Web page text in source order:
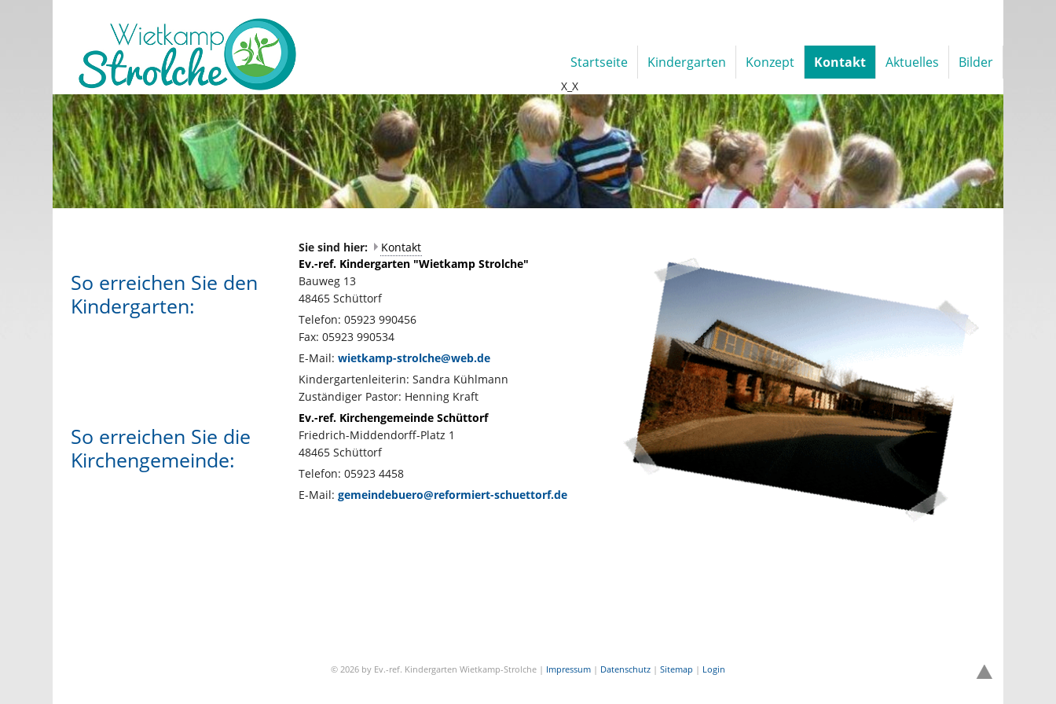
Sie sind hier: Kontakt
So erreichen Sie den
Kindergarten:
Ev.-ref. Kindergarten "Wietkamp Strolche"
Bauweg 13
48465 Schüttorf
Telefon: 05923 990456
Fax: 05923 990534
E-Mail: wietkamp-strolche@web.de
Kindergartenleiterin: Sandra Kühlmann
Zuständiger Pastor: Henning Kraft
So erreichen Sie die
Kirchengemeinde:
Ev.-ref. Kirchengemeinde Schüttorf
Friedrich-Middendorff-Platz 1
48465 Schüttorf
Telefon: 05923 4458
E-Mail: gemeindebuero@reformiert-schuettorf.de
© 2026 by Ev.-ref. Kindergarten Wietkamp-Strolche | Impressum| Datenschutz| Sitemap | Login
Startseite Kindergarten Konzept Kontakt Aktuelles Bilder
X_X